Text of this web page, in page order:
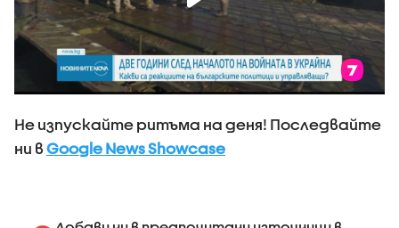
Не изпускайте ритъма на деня! Последвайте
ни в Google News Showcase